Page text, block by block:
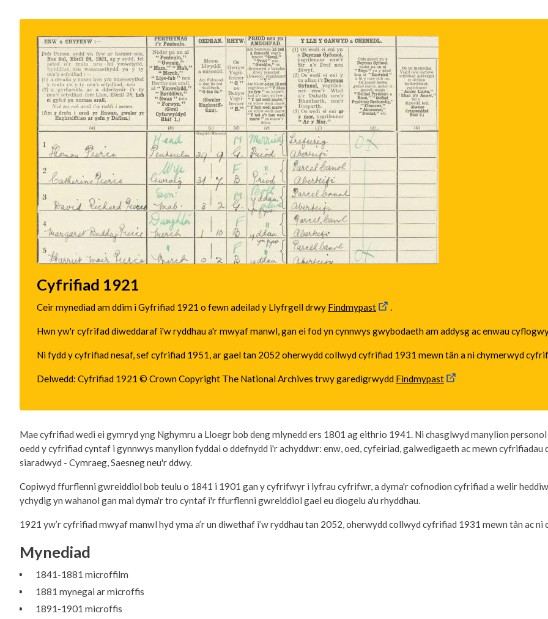
Cyfrifiad 1921
Ceir mynediad am ddim i Gyfrifiad 1921 o fewn adeilad y Llyfrgell drwy Findmypast .
Hwn yw'r cyfrifad diweddaraf i'w ryddhau a'r mwyaf manwl, gan ei fod yn cynnwys gwybodaeth am addysg ac enwau
Ni fydd y cyfrifiad nesaf, sef cyfrifiad 1951, ar gael tan 2052 oherwydd collwyd cyfrifiad 1931 mewn tân a ni chymerwyd
Delwedd: Cyfrifiad 1921 © Crown Copyright The National Archives trwy garedigrwydd Findmypast
Mae cyfrifiad wedi ei gymryd yng Nghymru a Lloegr bob deng mlynedd ers 1801 ag eithrio 1941. Ni chasglwyd manylion
oedd y cyfrifiad cyntaf i gynnwys manylion fyddai o ddefnydd i'r achyddwr: enw, oed, cyfeiriad, galwedigaeth ac mewn cyfrifiadau
siaradwyd - Cymraeg, Saesneg neu'r ddwy.
Copiwyd ffurflenni gwreiddiol bob teulu o 1841 i 1901 gan y cyfrifwyr i lyfrau cyfrifwr, a dyma'r cofnodion cyfrifiad a welir
ychydig yn wahanol gan mai dyma'r tro cyntaf i'r ffurflenni gwreiddiol gael eu diogelu a'u rhyddhau.
1921 yw’r cyfrifiad mwyaf manwl hyd yma a’r un diwethaf i’w ryddhau tan 2052, oherwydd collwyd cyfrifiad 1931 mewn tân ac
Mynediad
1841-1881 microffilm
1881 mynegai ar microffis
1891-1901 microffis